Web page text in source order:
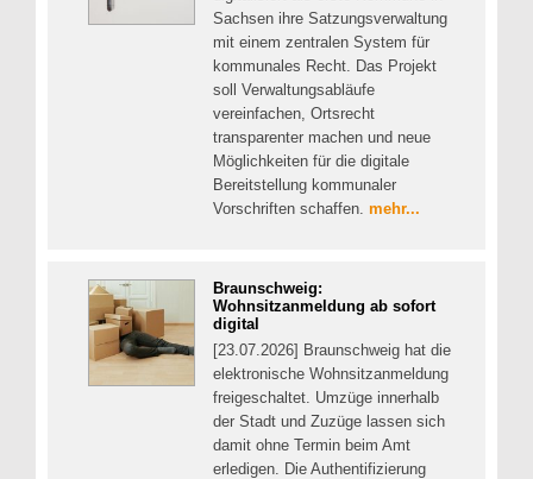
Sachsen ihre Satzungsverwaltung
mit einem zentralen System für
kommunales Recht. Das Projekt
soll Verwaltungsabläufe
vereinfachen, Ortsrecht
transparenter machen und neue
Möglichkeiten für die digitale
Bereitstellung kommunaler
Vorschriften schaffen. mehr...
Braunschweig:
Wohnsitzanmeldung ab sofort
digital
[23.07.2026] Braunschweig hat die
elektronische Wohnsitzanmeldung
freigeschaltet. Umzüge innerhalb
der Stadt und Zuzüge lassen sich
damit ohne Termin beim Amt
erledigen. Die Authentifizierung